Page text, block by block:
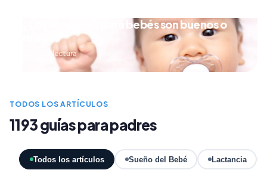
¿Los chupones para bebés son buenos o
malos?
5 min de lectura
TODOS LOS ARTÍCULOS
1193 guías para padres
Todos los artículos Sueño del Bebé Lactancia